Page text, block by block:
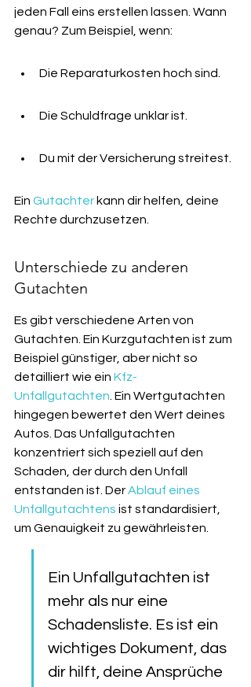
jeden Fall eins erstellen lassen. Wann
genau? Zum Beispiel, wenn:
Die Reparaturkosten hoch sind.
Die Schuldfrage unklar ist.
Du mit der Versicherung streitest.
Ein Gutachter kann dir helfen, deine
Rechte durchzusetzen.
Unterschiede zu anderen
Gutachten
Es gibt verschiedene Arten von
Gutachten. Ein Kurzgutachten ist zum
Beispiel günstiger, aber nicht so
detailliert wie ein Kfz-
Unfallgutachten . Ein Wertgutachten
hingegen bewertet den Wert deines
Autos. Das Unfallgutachten
konzentriert sich speziell auf den
Schaden, der durch den Unfall
entstanden ist. Der Ablauf eines
Unfallgutachtens ist standardisiert,
um Genauigkeit zu gewährleisten.
Ein Unfallgutachten ist
mehr als nur eine
Schadensliste. Es ist ein
wichtiges Dokument, das
dir hilft, deine Ansprüche